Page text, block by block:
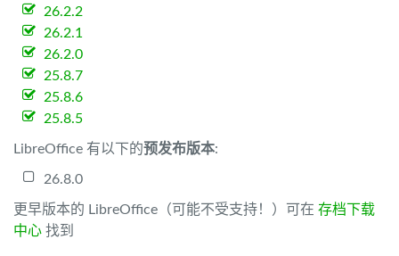
26.2.2
26.2.1
26.2.0
25.8.7
25.8.6
25.8.5
LibreOffice 有以下的预发布版本:
26.8.0
更早版本的 LibreOffice（可能不受支持！）可在 存档下载
中心 找到